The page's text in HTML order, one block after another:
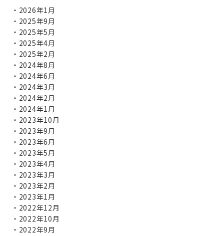
2026年1月
2025年9月
2025年5月
2025年4月
2025年2月
2024年8月
2024年6月
2024年3月
2024年2月
2024年1月
2023年10月
2023年9月
2023年6月
2023年5月
2023年4月
2023年3月
2023年2月
2023年1月
2022年12月
2022年10月
2022年9月